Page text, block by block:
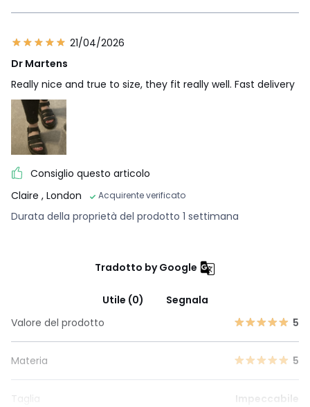
21/04/2026
Dr Martens
Really nice and true to size, they fit really well. Fast delivery
Consiglio questo articolo
Claire , London Acquirente verificato
Durata della proprietà del prodotto 1 settimana
Tradotto by Google
Utile (0)
Segnala
Valore del prodotto
5
Materia 5
Taglia Impeccabile